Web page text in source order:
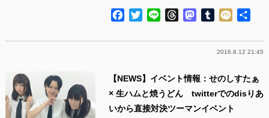
Facebook
TwitterLine ThreadsMastodon
Tumblr
Mixi
2016.8.12 21:45
【NEWS】イベント情報：せのしすたぁ
× 生ハムと焼うどん twitterでのdisりあ
いから直接対決ツーマンイベント